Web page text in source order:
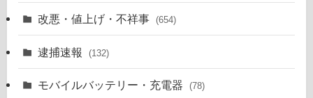
改悪・値上げ・不祥事 (654)
逮捕速報 (132)
モバイルバッテリー・充電器 (78)